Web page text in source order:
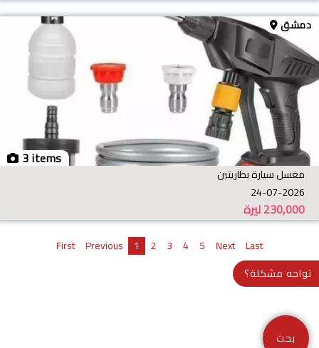
3 items
دمشق
مغسل سيارة بطاريتين
24-07-2026
ليرة230,000
First Previous 1 2 3 4 5 Next Last
بحث
تواجه مشكلة؟